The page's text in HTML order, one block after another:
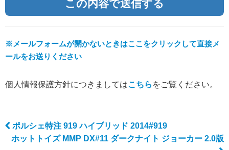
※メールフォームが開かないときはここをクリックして直接メ
ールをお送りください
個人情報保護方針につきましてはこちら をご覧ください。
Post navigation
ポルシェ特注 919 ハイブリッド 2014#919
ホットトイズ MMP DX#11 ダークナイト ジョーカー 2.0版